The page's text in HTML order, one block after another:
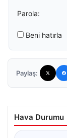
Parola:
Beni hatırla
Paylaş:
Hava Durumu